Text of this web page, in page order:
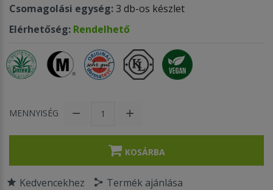
Csomagolási egység:3 db-os készlet
Elérhetőség: Rendelhető
MENNYISÉG
KOSÁRBA
Kedvencekhez Termék ajánlása